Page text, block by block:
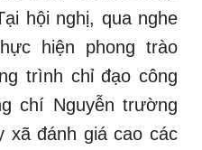
hội nghị, qua nghe
hiện phong trào
trình chỉ đạo công
chí Nguyễn trường
xã đánh giá cao các